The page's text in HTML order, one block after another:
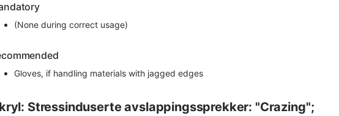
(None during correct usage)
Gloves, if handling materials with jagged edges
Stressinduserte avslappingssprekker: "Crazing";